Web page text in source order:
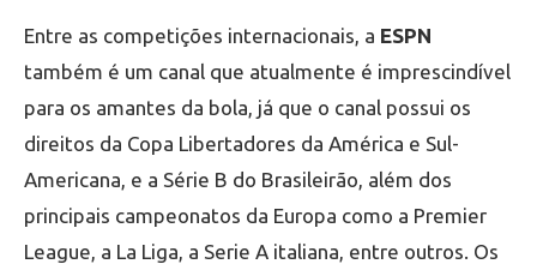
Entre as competições internacionais, a ESPN
também é um canal que atualmente é imprescindível
para os amantes da bola, já que o canal possui os
direitos da Copa Libertadores da América e Sul-
Americana, e a Série B do Brasileirão, além dos
principais campeonatos da Europa como a Premier
League, a La Liga, a Serie A italiana, entre outros. Os